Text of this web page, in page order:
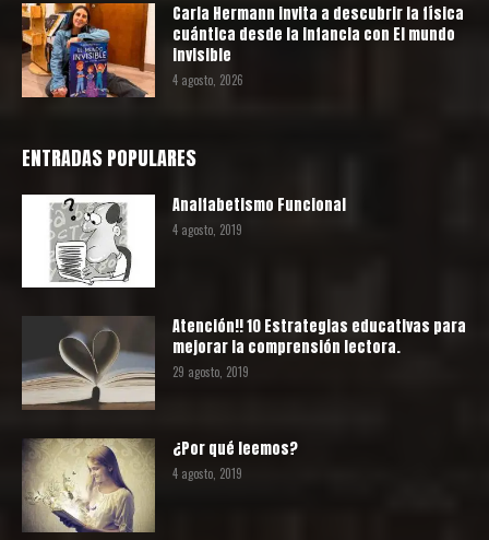
Carla Hermann invita a descubrir la física
cuántica desde la infancia con El mundo
invisible
4 agosto, 2026
ENTRADAS POPULARES
Analfabetismo Funcional
4 agosto, 2019
Atención!! 10 Estrategias educativas para
mejorar la comprensión lectora.
29 agosto, 2019
¿Por qué leemos?
4 agosto, 2019